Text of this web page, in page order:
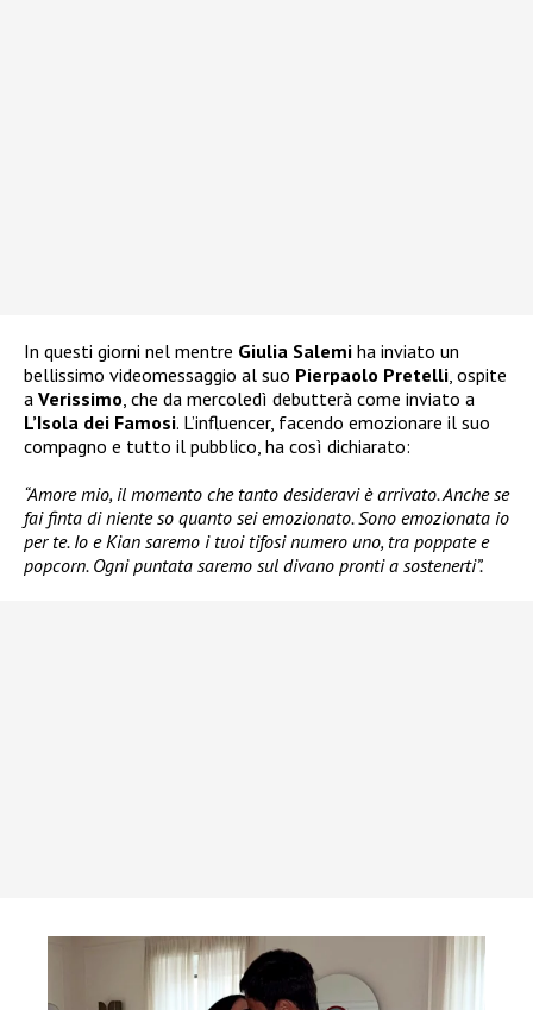
In questi giorni nel mentre Giulia Salemi ha inviato un
bellissimo videomessaggio al suo Pierpaolo Pretelli, ospite
a Verissimo, che da mercoledì debutterà come inviato a
L’Isola dei Famosi. L’influencer, facendo emozionare il suo
compagno e tutto il pubblico, ha così dichiarato:
“Amore mio, il momento che tanto desideravi è arrivato. Anche se
fai finta di niente so quanto sei emozionato. Sono emozionata io
per te. Io e Kian saremo i tuoi tifosi numero uno, tra poppate e
popcorn. Ogni puntata saremo sul divano pronti a sostenerti”.